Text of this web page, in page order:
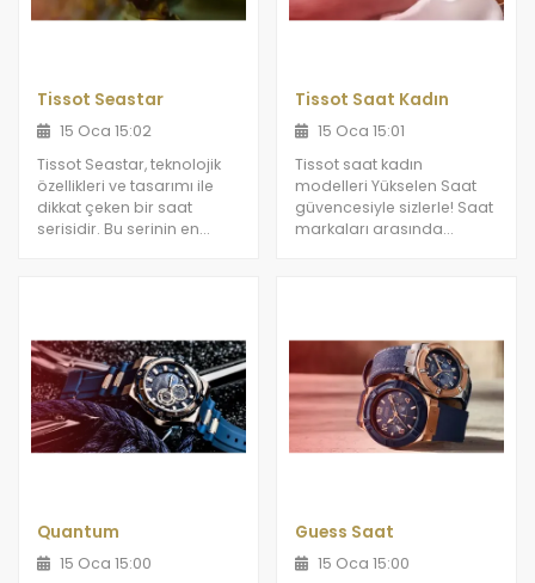
Tissot Seastar
15 Oca 15:02
Tissot Seastar, teknolojik
özellikleri ve tasarımı ile
dikkat çeken bir saat
serisidir. Bu serinin en
Tissot Saat Kadın
15 Oca 15:01
Tissot saat kadın
modelleri Yükselen Saat
güvencesiyle sizlerle! Saat
markaları arasında
yer alıyor.
Quantum
15 Oca 15:00
Guess Saat
15 Oca 15:00